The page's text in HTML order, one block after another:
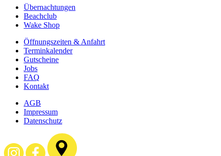
Über­­nachtungen
Beachclub
Wake Shop
Öffnungszeiten & Anfahrt
Terminkalender
Gutscheine
Jobs
FAQ
Kontakt
AGB
Impressum
Datenschutz